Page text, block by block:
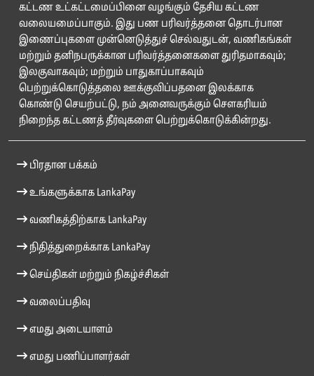
கட்டண உட்கட்டமைப்பினை வழங்கும் தேசிய கட்டண
வலையமைப்பாகும். இது பண பரிவர்த்தனை தொடர்பான
இணைப்புகளை முன்னெடுத்துச் செல்வதுடன், வணிகங்கள்
மற்றும் தனிநபருக்கான பரிவர்த்தனைகளை துரிதமாகவும்;
இலகுவாகவும்; மற்றும் பாதுகாப்பாகவும்
பெற்றுக்கொடுத்தலை ஊக்குவிப்பதனை இலக்காக
கொண்டு செயற்பட்டு, நம் அனைவருக்கும் சௌகரியம்
நிறைந்த கட்டணத் தீர்வுகளை பெற்றுக்கொடுக்கின்றது.
பிரதான பக்கம்
உங்களுக்காக LankaPay
வணிகத்திற்காக LankaPay
நிதித்துறைக்காக LankaPay
செய்திகள் மற்றும் நிகழ்ச்சிகள்
வலைப்பதிவு
எமது அடையாளம்
எமது பணிப்பாளர்கள்